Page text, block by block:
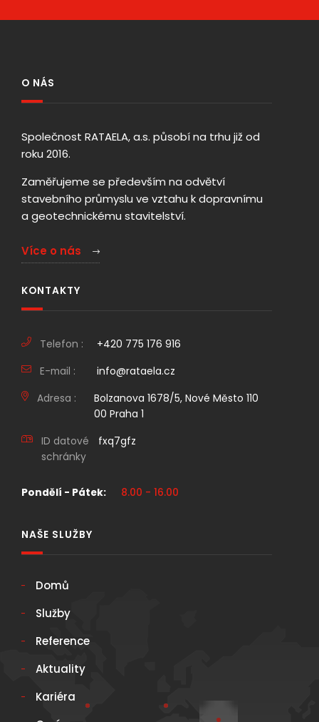
O NÁS
Společnost RATAELA, a.s. působí na trhu již od
roku 2016.
Zaměřujeme se především na odvětví
stavebního průmyslu ve vztahu k dopravnímu
a geotechnickému stavitelství.
Více o nás
KONTAKTY
Telefon :
+420 775 176 916
E-mail :
info@rataela.cz
Adresa :
Bolzanova 1678/5, Nové Město 110
00 Praha 1
ID datové
schránky
fxq7gfz
Pondělí - Pátek: 8.00 - 16.00
NAŠE SLUŽBY
Domů
Služby
Reference
Aktuality
Kariéra